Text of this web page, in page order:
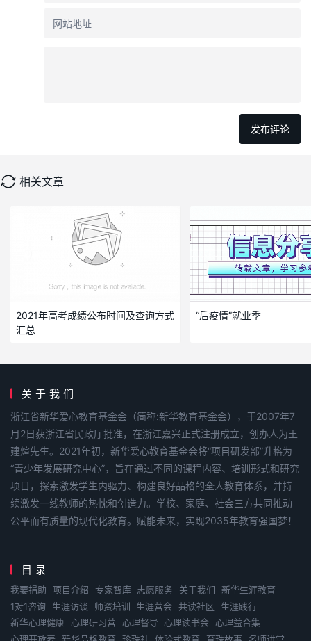
相关文章
2021年高考成绩公布时间及查询方式
汇总
“后疫情”就业季
关于我们
浙江省新华爱心教育基金会（简称:新华教育基金会），于2007年7
月2日获浙江省民政厅批准，在浙江嘉兴正式注册成立，创办人为王
建煊先生。2021年初，新华爱心教育基金会将“项目研发部”升格为
“青少年发展研究中心”，旨在通过不同的课程内容、培训形式和研究
项目，探索激发学生内驱力、构建良好品格的全人教育体系，并持
续激发一线教师的热忱和创造力。学校、家庭、社会三方共同推动
公平而有质量的现代化教育。赋能未来，实现2035年教育强国梦！
目录
我要捐助 项目介绍 专家智库 志愿服务 关于我们
新华生涯教育
1对1咨询
生涯访谈 师资培训 生涯营会 共读社区
生涯践行
新华心理健康 心理研习营 心理督导 心理读书会
心理益合集